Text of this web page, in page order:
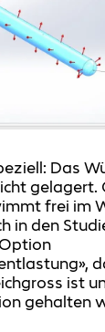
Das
gelagert.
frei im
in den
ist
gehalten